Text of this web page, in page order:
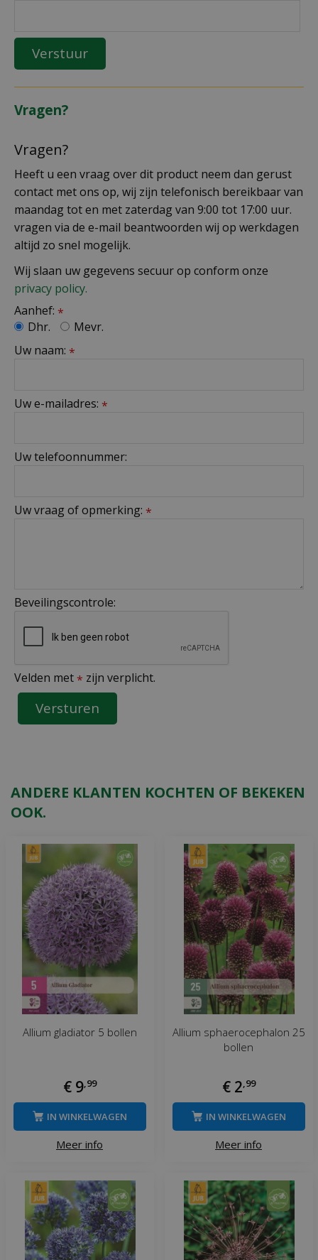
Vragen?
Vragen?
Heeft u een vraag over dit product neem dan gerust
contact met ons op, wij zijn telefonisch bereikbaar van
maandag tot en met zaterdag van 9:00 tot 17:00 uur.
vragen via de e-mail beantwoorden wij op werkdagen
altijd zo snel mogelijk.
Wij slaan uw gegevens secuur op conform onze
privacy policy.
Aanhef: *
Dhr.
Mevr.
Uw naam: *
Uw e-mailadres: *
Uw telefoonnummer:
Uw vraag of opmerking: *
Beveilingscontrole:
Velden met * zijn verplicht.
ANDERE KLANTEN KOCHTEN OF BEKEKEN
OOK.
Allium gladiator 5 bollen
€ 9,99
Meer info
IN WINKELWAGEN
Allium sphaerocephalon 25
bollen
€ 2,99
Meer info
IN WINKELWAGEN